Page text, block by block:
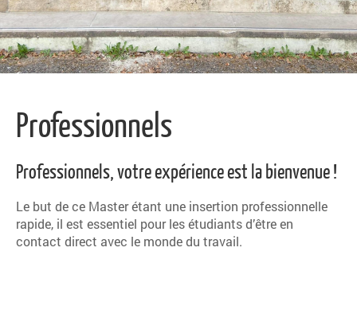
Professionnels
Professionnels, votre expérience est la bienvenue !
Le but de ce Master étant une insertion professionnelle
rapide, il est essentiel pour les étudiants d’être en
contact direct avec le monde du travail.